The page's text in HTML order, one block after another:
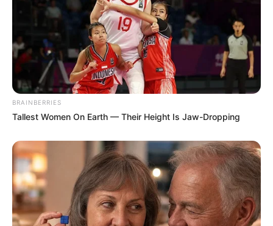
BRAINBERRIES
Tallest Women On Earth — Their Height Is Jaw-Dropping